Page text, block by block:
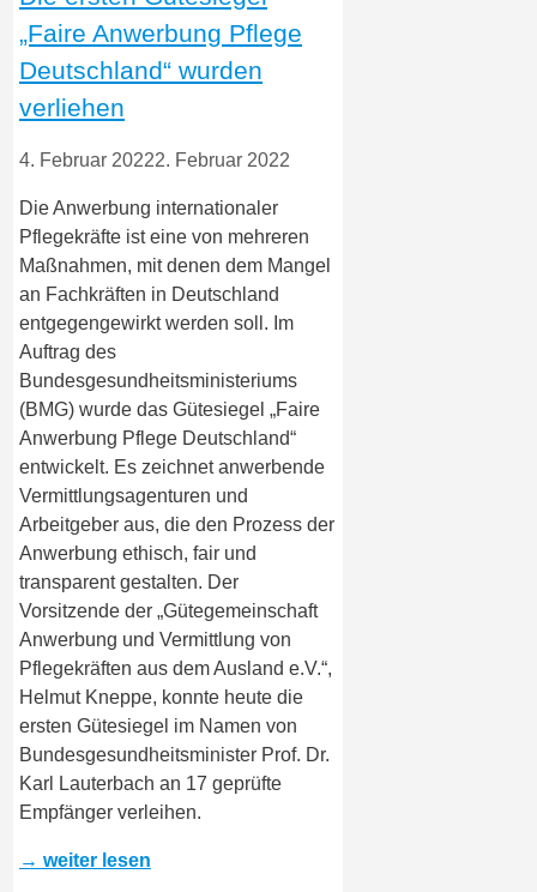
„Faire Anwerbung Pflege
Deutschland“ wurden
verliehen
4. Februar 20222. Februar 2022
Die Anwerbung internationaler
Pflegekräfte ist eine von mehreren
Maßnahmen, mit denen dem Mangel
an Fachkräften in Deutschland
entgegengewirkt werden soll. Im
Auftrag des
Bundesgesundheitsministeriums
(BMG) wurde das Gütesiegel „Faire
Anwerbung Pflege Deutschland“
entwickelt. Es zeichnet anwerbende
Vermittlungsagenturen und
Arbeitgeber aus, die den Prozess der
Anwerbung ethisch, fair und
transparent gestalten. Der
Vorsitzende der „Gütegemeinschaft
Anwerbung und Vermittlung von
Pflegekräften aus dem Ausland e.V.“,
Helmut Kneppe, konnte heute die
ersten Gütesiegel im Namen von
Bundesgesundheitsminister Prof. Dr.
Karl Lauterbach an 17 geprüfte
Empfänger verleihen.
→ weiter lesen